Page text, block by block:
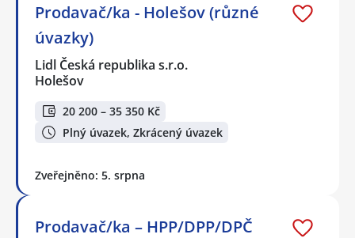
Prodavač/ka - Holešov (různé
úvazky)
Lidl Česká republika s.r.o.
Holešov
20 200 – 35 350 Kč
Plný úvazek, Zkrácený úvazek
Zveřejněno: 5. srpna
Prodavač/ka – HPP/DPP/DPČ